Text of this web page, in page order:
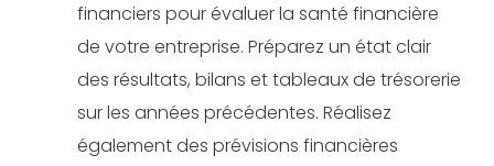
financiers pour évaluer la santé financière
de votre entreprise. Préparez un état clair
des résultats, bilans et tableaux de trésorerie
sur les années précédentes. Réalisez
également des prévisions financières